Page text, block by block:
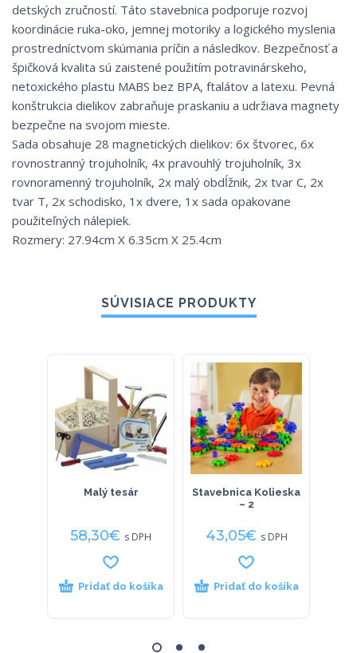
detských zručností. Táto stavebnica podporuje rozvoj
koordinácie ruka-oko, jemnej motoriky a logického myslenia
prostredníctvom skúmania príčin a následkov. Bezpečnosť a
špičková kvalita sú zaistené použitím potravinárskeho,
netoxického plastu MABS bez BPA, ftalátov a latexu. Pevná
konštrukcia dielikov zabraňuje praskaniu a udržiava magnety
bezpečne na svojom mieste.
Sada obsahuje 28 magnetických dielikov: 6x štvorec, 6x
rovnostranný trojuholník, 4x pravouhlý trojuholník, 3x
rovnoramenný trojuholník, 2x malý obdĺžnik, 2x tvar C, 2x
tvar T, 2x schodisko, 1x dvere, 1x sada opakovane
použiteľných nálepiek.
Rozmery: 27.94cm X 6.35cm X 25.4cm
SÚVISIACE PRODUKTY
Malý tesár
58,30€ s DPH
Pridať do košíka
Stavebnica Kolieska
– 2
43,05€ s DPH
Pridať do košíka